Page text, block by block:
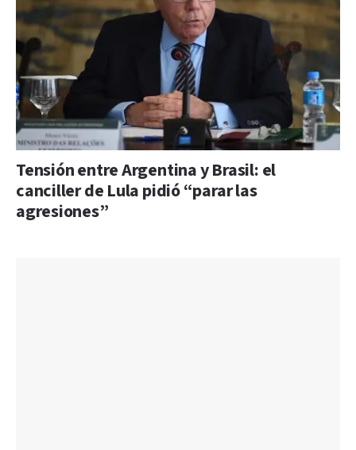
Tensión entre Argentina y Brasil: el
canciller de Lula pidió “parar las
agresiones”